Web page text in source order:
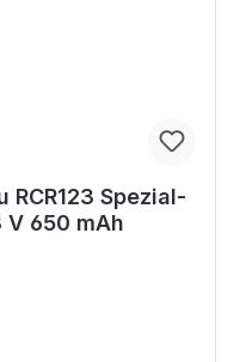
RCR123 Spezial-
V 650 mAh